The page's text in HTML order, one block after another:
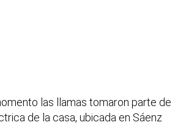
las llamas tomaron parte de
de la casa, ubicada en Sáenz